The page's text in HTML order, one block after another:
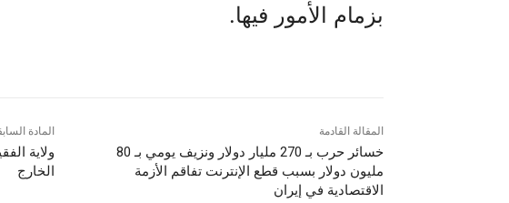
بزمام الأمور فيها.
المادة
ولاية
الخارج
المقالة القادمة
خسائر حرب بـ 270 مليار دولار ونزيف يومي بـ 80
مليون دولار بسبب قطع الإنترنت تفاقم الأزمة
الاقتصادية في إيران